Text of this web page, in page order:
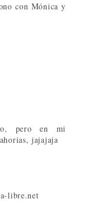
con Mónica y
pero en mi
jajajaja
libre.net